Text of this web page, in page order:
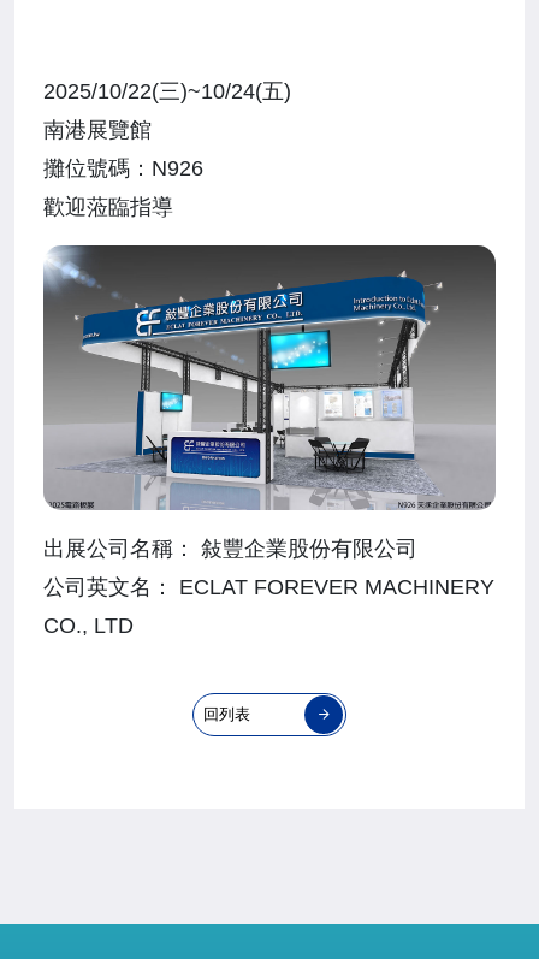
2025/10/22(三)~10/24(五)
南港展覽館
攤位號碼：N926
歡迎蒞臨指導
出展公司名稱： 敍豐企業股份有限公司
公司英文名： ECLAT FOREVER MACHINERY
CO., LTD
回列表